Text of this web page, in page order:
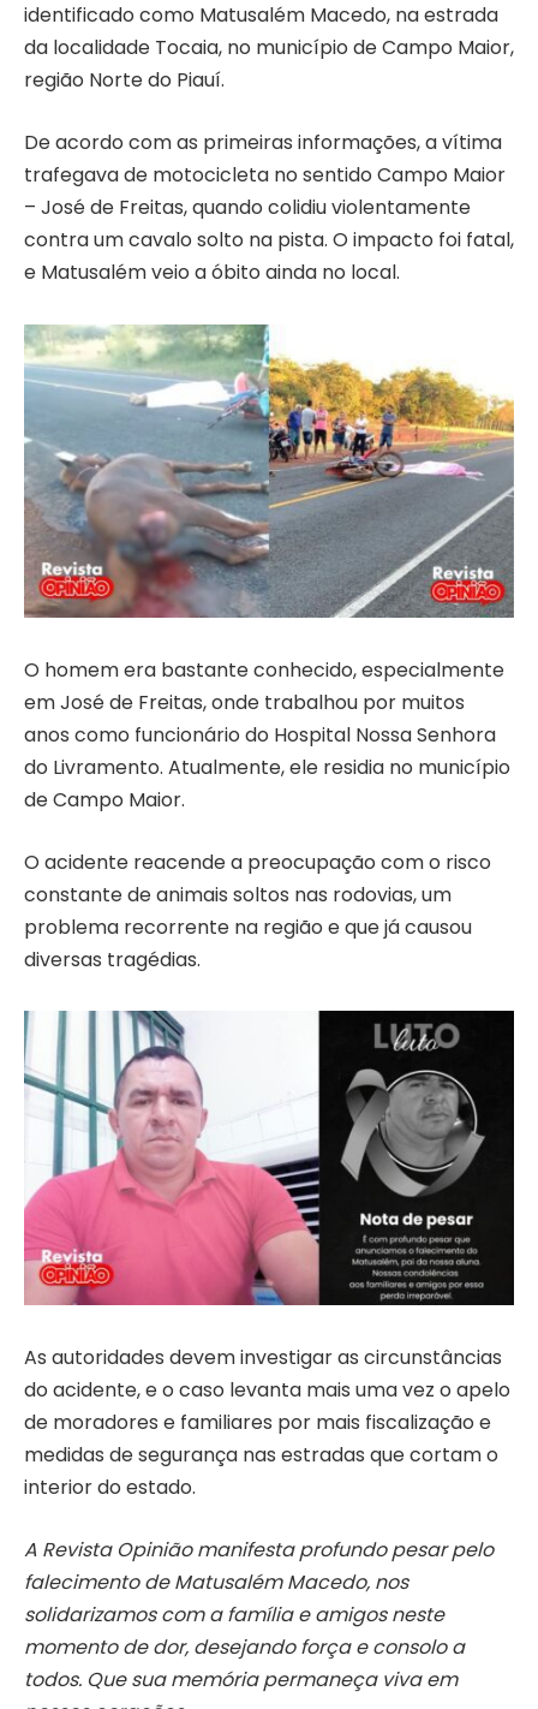
identificado como Matusalém Macedo, na estrada
da localidade Tocaia, no município de Campo Maior,
região Norte do Piauí.
De acordo com as primeiras informações, a vítima
trafegava de motocicleta no sentido Campo Maior
– José de Freitas, quando colidiu violentamente
contra um cavalo solto na pista. O impacto foi fatal,
e Matusalém veio a óbito ainda no local.
O homem era bastante conhecido, especialmente
em José de Freitas, onde trabalhou por muitos
anos como funcionário do Hospital Nossa Senhora
do Livramento. Atualmente, ele residia no município
de Campo Maior.
O acidente reacende a preocupação com o risco
constante de animais soltos nas rodovias, um
problema recorrente na região e que já causou
diversas tragédias.
As autoridades devem investigar as circunstâncias
do acidente, e o caso levanta mais uma vez o apelo
de moradores e familiares por mais fiscalização e
medidas de segurança nas estradas que cortam o
interior do estado.
A Revista Opinião manifesta profundo pesar pelo
falecimento de Matusalém Macedo, nos
solidarizamos com a família e amigos neste
momento de dor, desejando força e consolo a
todos. Que sua memória permaneça viva em